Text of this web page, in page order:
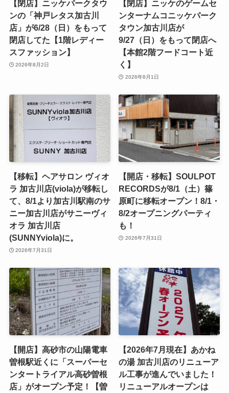
【閉店】ニッケパークタウ
ンの「神戸レタス加古川
店」が6/28（日）をもって
閉店してた【1階レディー
スファッション】
2026年8月2日
【閉店】ニッケのゲームセ
ンターナムコニッケパーク
タウン加古川店が
9/27（日）をもって閉店へ
【本館2階フードコート近
く】
2026年8月1日
【移転】ヘアサロン ヴィオ
ラ 加古川店(viola)が移転し
て、8/1より加古川駅南のサ
ニー加古川店がサニーヴィ
オラ 加古川店
(SUNNYviola)に。
2026年7月31日
【開店・移転】SOULPOT
RECORDSが8/1（土）篠
原町に移転オープン！8/1・
8/2オープニングパーティ
も！
2026年7月31日
【開店】高砂市の山陽電車
曽根駅近くに「スーパーセ
ンタートライアル高砂曽根
店」がオープン予定！【曽
【2026年7月現在】あかね
の湯 加古川店のリニューア
ル工事が進んでいました！
リニューアルオープンは